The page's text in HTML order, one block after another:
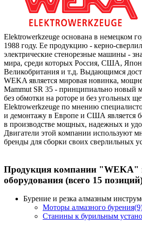
Elektrowerkzeuge основана в немецком
1988 году. Ее продукцию - керно-
электрические стенорезные машины -
мира, среди которых Россия, США,
Великобритания и т.д. Выдающимся
WEKA является мировая новинка,
Mammut SR 35 - принципиально новый
без обмотки на роторе и без угольных
Elektrowerkzeuge по мнению
и демонтажу в Европе и США является
в производстве мощных, надежных и
Двигатели этой компании используют
бренды для сборки своих сверлильных
Продукция компании "WEKA"
оборудования (всего 15
Бурение и резка алмазным
Моторы алмазного
Станины к бурильным